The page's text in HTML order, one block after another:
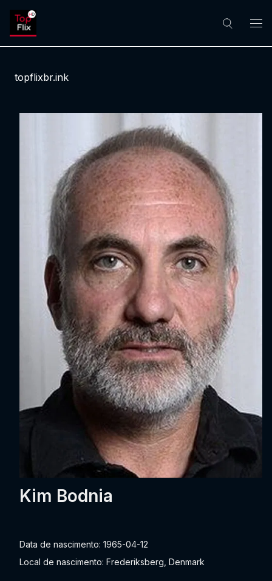
topflixbr.ink
Kim Bodnia
Data de nascimento: 1965-04-12
Local de nascimento: Frederiksberg, Denmark